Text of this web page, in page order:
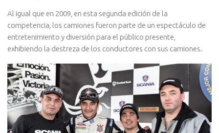
Al igual que en 2009, en esta segunda edición de la
competencia, los camiones fueron parte de un espectáculo de
entretenimiento y diversión para el público presente,
exhibiendo la destreza de los conductores con sus camiones.